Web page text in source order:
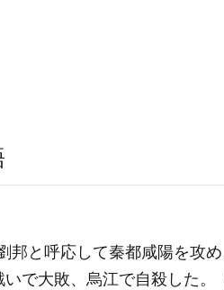
邦と呼応して秦都咸陽を攻
いで大敗、烏江で自殺した。